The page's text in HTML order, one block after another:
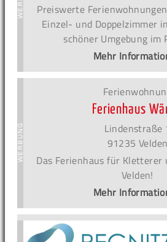
Preiswerte
Einzel- und Doppelzimmer
schöner Umgebung im
Mehr
Ferienhaus
Lindenstraße
91235 Velden
Das Ferienhaus für Kletterer
Velden!
Mehr